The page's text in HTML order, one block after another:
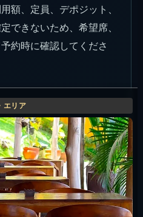
額、定員、デポジット、
できないため、希望席、
約時に確認してくださ